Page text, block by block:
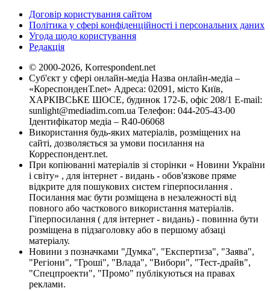
Договір користування сайтом
Політика у сфері конфіденційності і персональних даних
Угода щодо користування
Редакція
© 2000-2026, Korrespondent.net
Суб'єкт у сфері онлайн-медіа Назва онлайн-медіа –
«КореспонденТ.net» Адреса: 02091, місто Київ,
ХАРКІВСЬКЕ ШОСЕ, будинок 172-Б, офіс 208/1 E-mail:
sunlight@mediadim.com.ua Телефон: 044-205-43-00
Ідентифікатор медіа – R40-06068
Використання будь-яких матеріалів, розміщених на
сайті, дозволяється за умови посилання на
Корреспондент.net.
При копіюванні матеріалів зі сторінки « Новини України
і світу» , для інтернет - видань - обов'язкове пряме
відкрите для пошукових систем гіперпосилання .
Посилання має бути розміщена в незалежності від
повного або часткового використання матеріалів.
Гіперпосилання ( для інтернет - видань) - повинна бути
розміщена в підзаголовку або в першому абзаці
матеріалу.
Новини з позначками "Думка", "Експертиза", "Заява",
"Регіони", "Гроші", "Влада", "Вибори", "Тест-драйв",
"Спецпроекти", "Промо" публікуються на правах
реклами.